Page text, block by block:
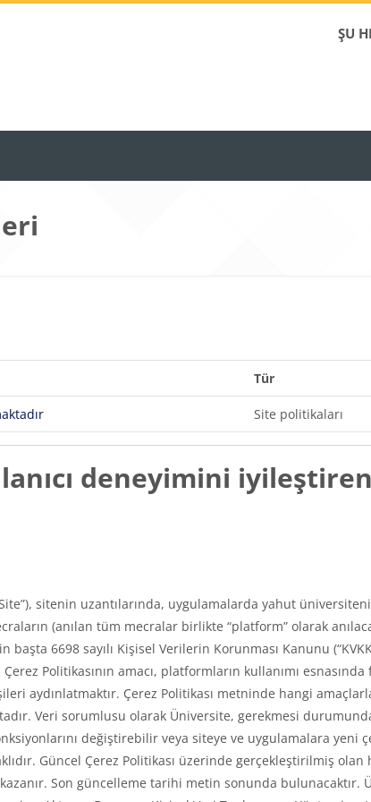
ŞU
Tür
Site politikaları
deneyimini
sitenin uzantılarında, uygulamalarda yahut
(anılan tüm mecralar birlikte “platform” olarak
6698 sayılı Kişisel Verilerin Korunması Kanunu
Politikasının amacı, platformların kullanımı
aydınlatmaktır. Çerez Politikası metninde hangi
Veri sorumlusu olarak Üniversite, gerekmesi
değiştirebilir veya siteye ve uygulamalara yeni
Güncel Çerez Politikası üzerinde gerçekleştirilmiş
Son güncelleme tarihi metin sonunda bulunacaktır.